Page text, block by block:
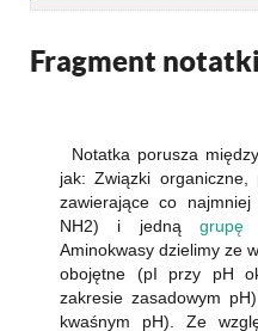
Fragment
Notatka porusza
jak: Związki organiczne,
zawierające co
NH2) i jednągrupę
Aminokwasy dzielimy ze
obojętne (pI przy pH
zakresie zasadowym
kwaśnym pH). Ze